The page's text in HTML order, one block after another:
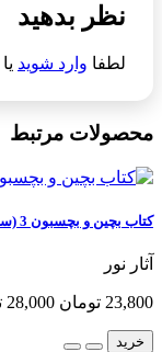
نظر بدهید
لطفا وارد شوید یا
محصولات مرتبط
کتاب بچین و بچسبون 3 (سطح متوسط): کار با قیچی
آثار نور
23,800 تومان 28,000 تومان
خرید